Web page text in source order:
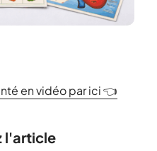
en vidéo par ici 👈
l'article